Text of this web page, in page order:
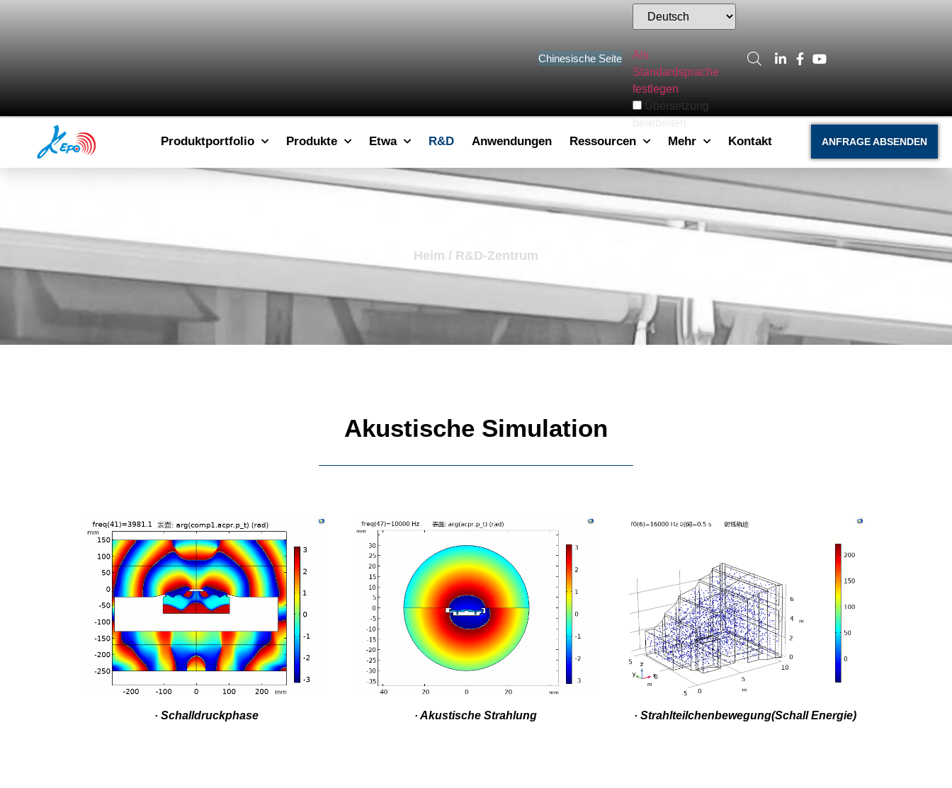
Chinesische Seite
Als
Standardsprache
festlegen
Übersetzung
Produktportfolio Produkte Etwa R&D Anwendungen Ressourcen Mehr Kontakt ANFRAGE ABSENDEN
Heim / R&D-Zentrum
Akustische Simulation
· Schalldruckphase · Akustische Strahlung · Strahlteilchenbewegung(Schall Energie)